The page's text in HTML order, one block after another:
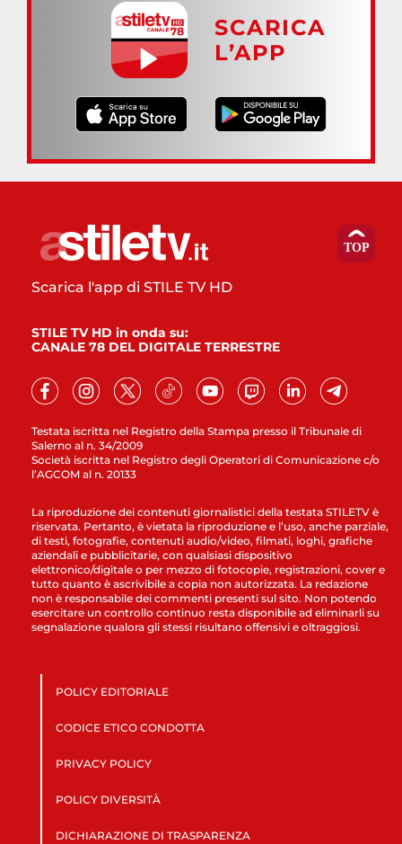
SCARICA
L’APP
Testata iscritta nel Registro della Stampa presso il Tribunale di
Salerno al n. 34/2009
Società iscritta nel Registro degli Operatori di Comunicazione c/o
l’AGCOM al n. 20133
Scarica l'app di STILE TV HD
STILE TV HD in onda su:
CANALE 78 DEL DIGITALE TERRESTRE
La riproduzione dei contenuti giornalistici della testata STILETV è
riservata. Pertanto, è vietata la riproduzione e l’uso, anche parziale,
di testi, fotografie, contenuti audio/video, filmati, loghi, grafiche
aziendali e pubblicitarie, con qualsiasi dispositivo
elettronico/digitale o per mezzo di fotocopie, registrazioni, cover e
tutto quanto è ascrivibile a copia non autorizzata. La redazione
non è responsabile dei commenti presenti sul sito. Non potendo
esercitare un controllo continuo resta disponibile ad eliminarli su
segnalazione qualora gli stessi risultano offensivi e oltraggiosi.
POLICY EDITORIALE
CODICE ETICO CONDOTTA
PRIVACY POLICY
POLICY DIVERSITÀ
DICHIARAZIONE DI TRASPARENZA